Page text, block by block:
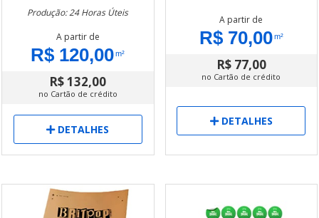
Produção: 24 Horas Úteis
A partir de
R$ 120,00m²
R$ 132,00
no Cartão de crédito
DETALHES
A partir de
R$ 70,00m²
R$ 77,00
no Cartão de crédito
DETALHES